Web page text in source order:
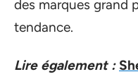
des marques grand
tendance.
Lire également :